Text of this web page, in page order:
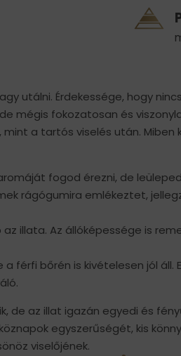
utálni. Érdekessége, hogy nincs
mégis fokozatosan és
a tartós viselés után. Miben
fogod érezni, de
rágógumira emlékeztet,
illata. Az állóképessége is
férfi bőrén is kivételesen jól áll.
de az illat igazán egyedi és
egyszerűségét, kis
viselőjének.